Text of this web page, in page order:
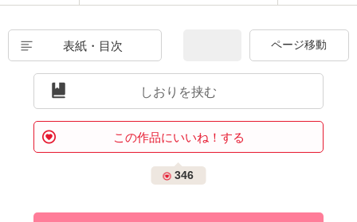
表紙・目次
しおりを挟む
この作品にいいね！する
346